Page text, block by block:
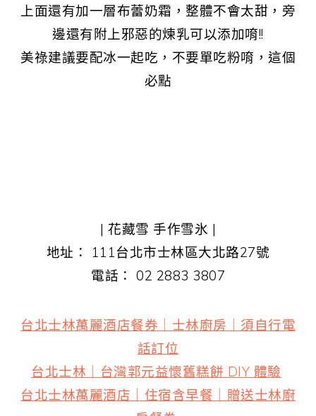
上面還有加一層布蕾奶霜，整體不會太甜，旁
邊還有附上邪惡的煉乳可以添加唷!!
美祿建議要配冰一起吃，不要單吃粉唷，這個
必點
| 花藏雪 手作雪氷 |
地址： 111台北市士林區大北路27號
電話： 02 2883 3807
台北士林萬麗酒店餐券｜士林廚房｜須自行電
話訂位
台北士林｜台灣郭元益懷舊糕餅 DIY 體驗
台北士林萬麗酒店｜住宿含早餐｜贈送士林廚